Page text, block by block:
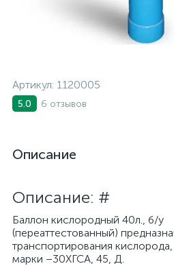
Артикул: 1120005
5.0 6 отзывов
Описание
Описание: #
Баллон кислородный 40л., б/у
(переаттестованный)
транспортирования кислорода,
марки –30ХГСА, 45, Д.